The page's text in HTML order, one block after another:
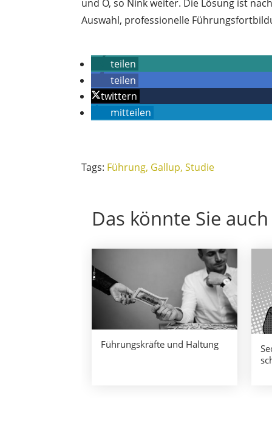
und O, so Nink weiter. Die Lösung ist
Auswahl, professionelle
teilen
teilen
twittern
mitteilen
Tags: Führung Gallup Studie
Das könnte Sie
Führungskräfte und Haltung